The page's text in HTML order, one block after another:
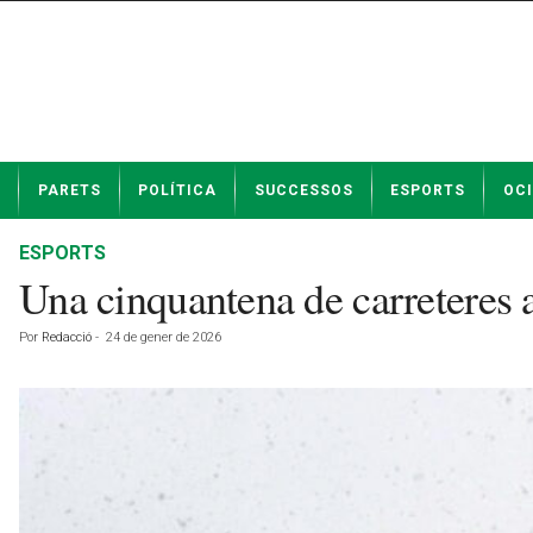
t
PARETS POLÍTICA SUCCESSOS ESPORTS OCI
ESPORTS
Una cinquantena de carreteres
Por Redacció - 24 de gener de 2026